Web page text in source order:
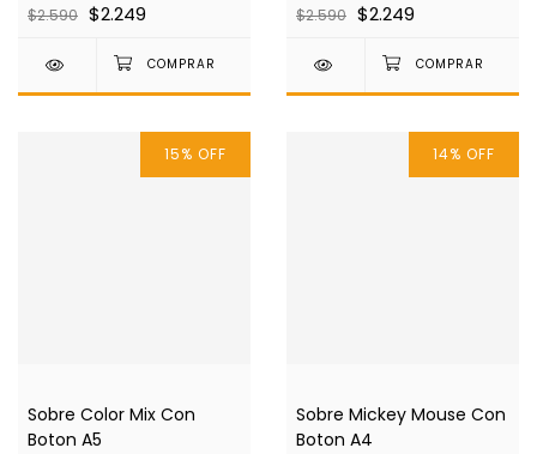
$2.590 $2.249 $2.590 $2.249
15% OFF
Sobre Color Mix Con
Boton A5
14% OFF
Sobre Mickey Mouse Con
Boton A4